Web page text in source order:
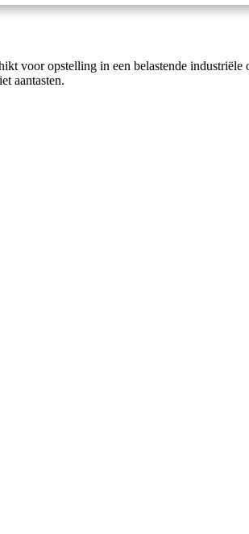
voor opstelling in een belastende
aantasten.